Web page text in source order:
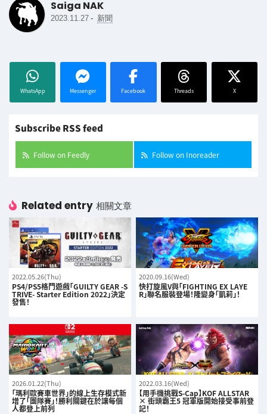
Saiga NAK
2023.11.27 - 新聞
WhatsApp Messenger Facebook Threads X
Subscribe RSS feed
Follow on Feedly Follow on Inoreader
Related entry 相關文章
2022.05.26(Thu)
PS4/PS5格鬥遊戲「GUILTY GEAR -S
TRIVE- Starter Edition 2022」決定
發售！
2020.09.16(Wed)
快打旋風V與「FIGHTING EX LAYE
R」聯名服裝登場！隆變身「凱莉」！
2026.01.22(Thu)
「瑪利歐賽車世界」的線上生存模式新
增了「團隊賽」！勝利關鍵在於讓每個
人都登上前列
2022.03.16(Wed)
【用手機挑戰S-Cap】KOF ALLSTAR
× 街頭霸王5 冠軍版開始接受事前登
記！